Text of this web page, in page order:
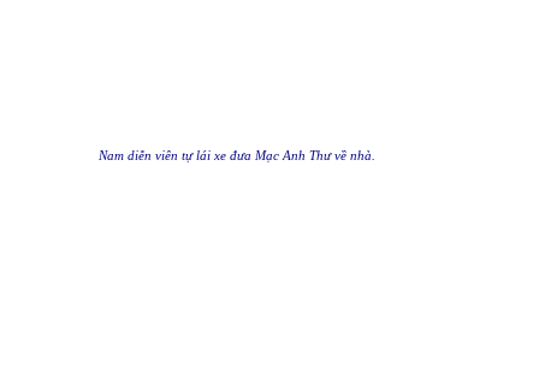
Nam diễn viên tự lái xe đưa Mạc Anh Thư về nhà.